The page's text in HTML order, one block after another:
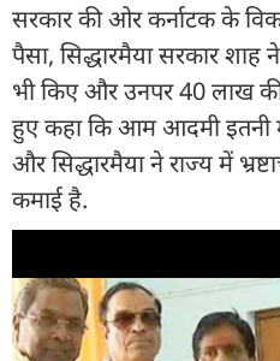
सरकार की ओर कर्नाटक के
पैसा, सिद्धारमैया सरकार शाह
भी किए और उनपर 40 लाख
हुए कहा कि आम आदमी इतनी
और सिद्धारमैया ने राज्य में
कमाई है.